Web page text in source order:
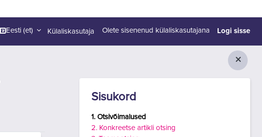
Eesti ‎(et)‎ Külaliskasutaja Olete sisenenud külaliskasutajana Logi sisse
Sisukord
1. Otsivõimalused
2. Konkreetse artikli otsing